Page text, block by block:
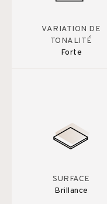
VARIATION DE
TONALITÉ
Forte
SURFACE
Brillance